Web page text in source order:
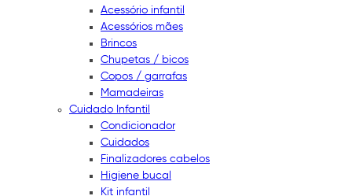
Acessório infantil
Acessórios mães
Brincos
Chupetas / bicos
Copos / garrafas
Mamadeiras
Cuidado Infantil
Condicionador
Cuidados
Finalizadores cabelos
Higiene bucal
Kit infantil